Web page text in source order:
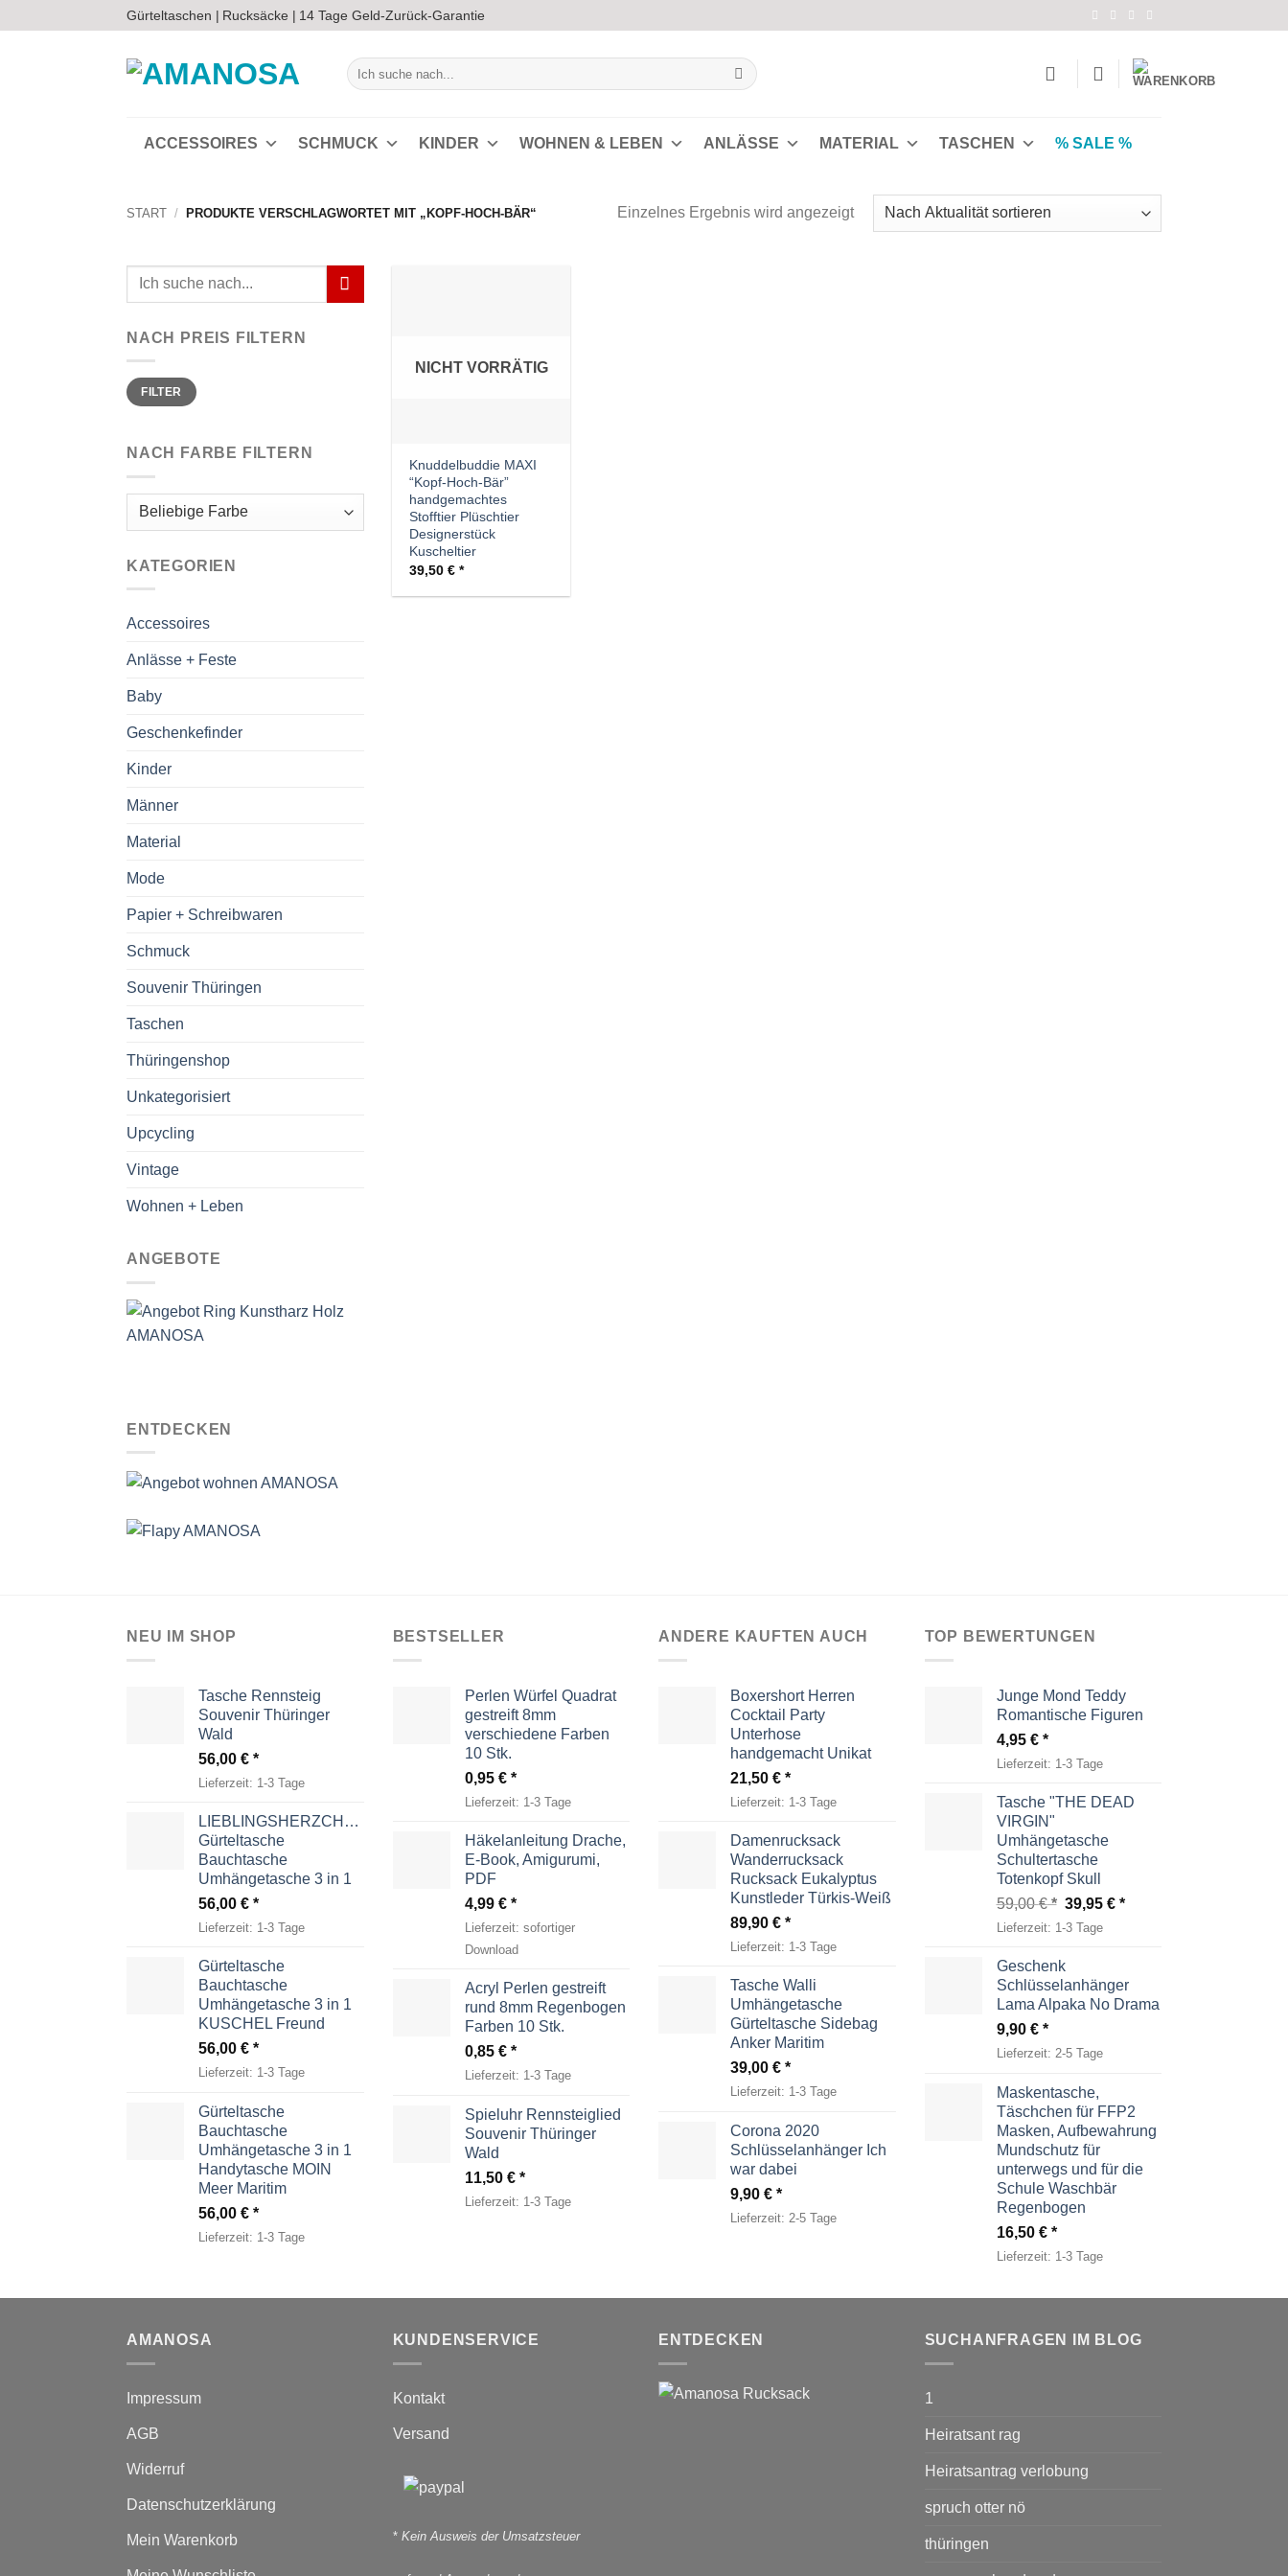
Inhalt
Gürteltaschen | Rucksäcke | 14 Tage Geld-Zurück-Garantie
Suchen
nach:
ACCESSOIRES SCHMUCK KINDER WOHNEN & LEBEN ANLÄSSE MATERIAL TASCHEN % SALE %
START / PRODUKTE VERSCHLAGWORTET MIT „KOPF-HOCH-BÄR“ Einzelnes Ergebnis wird angezeigt
Suchen
NACH PREIS FILTERN
Min.
Preis
Max.
PreisFILTER
NACH FARBE FILTERN
KATEGORIEN
Accessoires
Anlässe + Feste
Baby
Geschenkefinder
Kinder
Männer
Material
Mode
Papier + Schreibwaren
Schmuck
Souvenir Thüringen
Taschen
Thüringenshop
Unkategorisiert
Upcycling
Vintage
Wohnen + Leben
ANGEBOTE
ENTDECKEN
NICHT VORRÄTIG
Knuddelbuddie MAXI
“Kopf-Hoch-Bär”
handgemachtes
Stofftier Plüschtier
Designerstück
Kuscheltier
39,50 €
NEU IM SHOP
Tasche Rennsteig
Souvenir Thüringer
Wald
56,00 €
Lieferzeit: 1-3 Tage
LIEBLINGSHERZCHEN
Gürteltasche
Bauchtasche
Umhängetasche 3 in 1
56,00 €
Lieferzeit: 1-3 Tage
Gürteltasche
Bauchtasche
Umhängetasche 3 in 1
KUSCHEL Freund
56,00 €
Lieferzeit: 1-3 Tage
Gürteltasche
Bauchtasche
Umhängetasche 3 in 1
Handytasche MOIN
Meer Maritim
56,00 €
Lieferzeit: 1-3 Tage
BESTSELLER
Perlen Würfel Quadrat
gestreift 8mm
verschiedene Farben
10 Stk.
0,95 €
Lieferzeit: 1-3 Tage
Häkelanleitung Drache,
E-Book, Amigurumi,
PDF
4,99 €
Lieferzeit: sofortiger
Download
Acryl Perlen gestreift
rund 8mm Regenbogen
Farben 10 Stk.
0,85 €
Lieferzeit: 1-3 Tage
Spieluhr Rennsteiglied
Souvenir Thüringer
Wald
11,50 €
Lieferzeit: 1-3 Tage
ANDERE KAUFTEN AUCH
Boxershort Herren
Cocktail Party
Unterhose
handgemacht Unikat
21,50 €
Lieferzeit: 1-3 Tage
Damenrucksack
Wanderrucksack
Rucksack Eukalyptus
Kunstleder Türkis-Weiß
89,90 €
Lieferzeit: 1-3 Tage
Tasche Walli
Umhängetasche
Gürteltasche Sidebag
Anker Maritim
39,00 €
Lieferzeit: 1-3 Tage
Corona 2020
Schlüsselanhänger Ich
war dabei
9,90 €
Lieferzeit: 2-5 Tage
TOP BEWERTUNGEN
Junge Mond Teddy
Romantische Figuren
4,95 €
Lieferzeit: 1-3 Tage
Tasche "THE DEAD
VIRGIN"
Umhängetasche
Schultertasche
Totenkopf Skull
59,00€
Ursprünglicher
Preis
59,00 €
39,95€ Aktueller
Lieferzeit: 1-3 Tage
Geschenk
Schlüsselanhänger
Lama Alpaka No Drama
9,90 €
Lieferzeit: 2-5 Tage
Maskentasche,
Täschchen für FFP2
Masken, Aufbewahrung
Mundschutz für
unterwegs und für die
Schule Waschbär
Regenbogen
16,50 €
Lieferzeit: 1-3 Tage
AMANOSA
Impressum
AGB
Widerruf
Datenschutzerklärung
Mein Warenkorb
KUNDENSERVICE
Kontakt
Versand
* Kein Ausweis der Umsatzsteuer
ENTDECKEN SUCHANFRAGEN IM BLOG
1
Heiratsant rag
Heiratsantrag verlobung
spruch otter nö
thüringen